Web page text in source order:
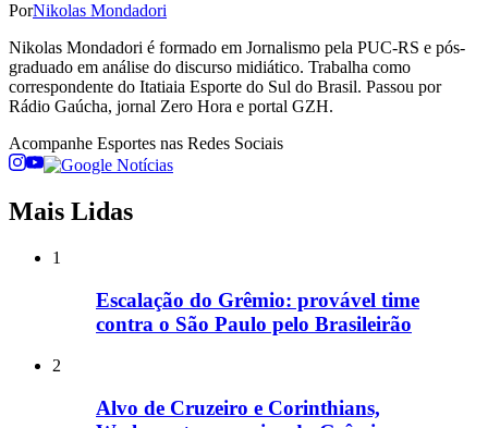
PorNikolas Mondadori
Nikolas Mondadori é formado em Jornalismo pela PUC-RS e pós-
graduado em análise do discurso midiático. Trabalha como
correspondente do Itatiaia Esporte do Sul do Brasil. Passou por
Rádio Gaúcha, jornal Zero Hora e portal GZH.
Acompanhe Esportes nas Redes Sociais
Mais Lidas
1
Escalação do Grêmio: provável time
contra o São Paulo pelo Brasileirão
2
Alvo de Cruzeiro e Corinthians,